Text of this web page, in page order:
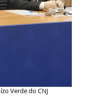
Verde do CNJ